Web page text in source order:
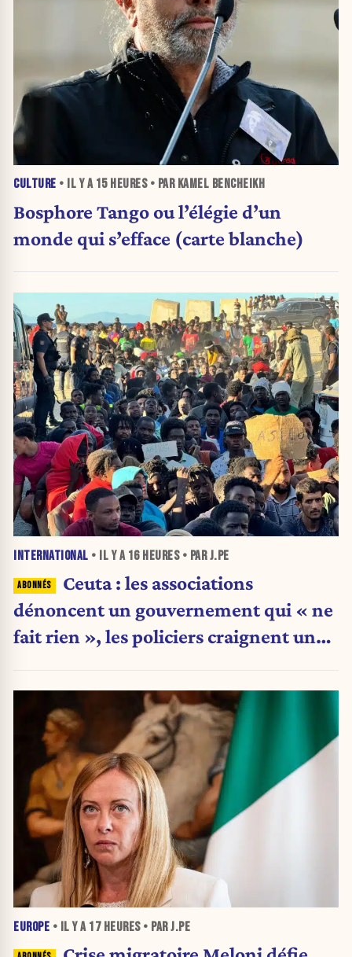
CULTURE • IL Y A 15 HEURES• PAR KAMEL BENCHEIKH
Bosphore Tango ou l’élégie d’un
monde qui s’efface (carte blanche)
INTERNATIONAL • IL Y A 16 HEURES• PAR J.PE
Ceuta : les associations
dénoncent un gouvernement qui « ne
fait rien », les policiers craignent une
EUROPE • IL Y A 17 HEURES• PAR J.PE